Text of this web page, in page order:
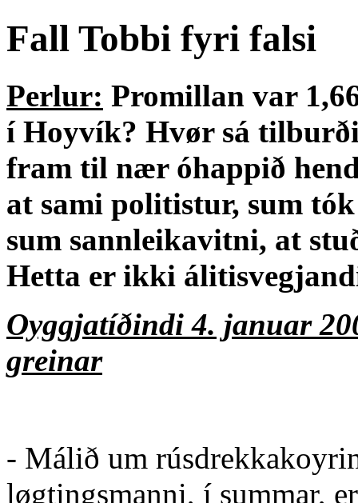
Fall Tobbi fyri falsi
Perlur: Promillan var
í Hoyvík? Hvør sá
fram til nær óhappið
at sami politistur, sum
sum sannleikavitni, at
Hetta er ikki
Oyggjatíðindi 4. januar
greinar
- Málið um
løgtingsmanni, í summar,